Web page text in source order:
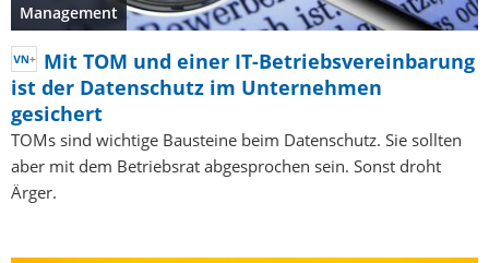
Management
Mit TOM und einer IT-Betriebsvereinbarung
ist der Datenschutz im Unternehmen
gesichert
TOMs sind wichtige Bausteine beim Datenschutz. Sie sollten
aber mit dem Betriebsrat abgesprochen sein. Sonst droht
Ärger.